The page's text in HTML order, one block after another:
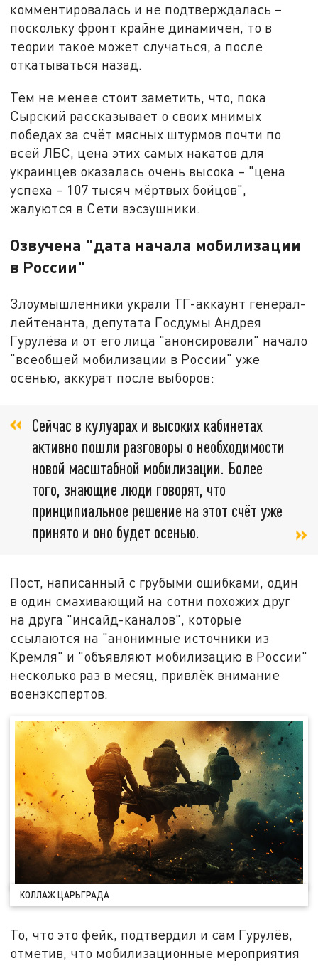
комментировалась и не подтверждалась –
поскольку фронт крайне динамичен, то в
теории такое может случаться, а после
откатываться назад.
Тем не менее стоит заметить, что, пока
Сырский рассказывает о своих мнимых
победах за счёт мясных штурмов почти по
всей ЛБС, цена этих самых накатов для
украинцев оказалась очень высока – "цена
успеха – 107 тысяч мёртвых бойцов",
жалуются в Сети вэсэушники.
Озвучена "дата начала мобилизации
в России"
Злоумышленники украли ТГ-аккаунт генерал-
лейтенанта, депутата Госдумы Андрея
Гурулёва и от его лица "анонсировали" начало
"всеобщей мобилизации в России" уже
осенью, аккурат после выборов:
Сейчас в кулуарах и высоких кабинетах
активно пошли разговоры о необходимости
новой масштабной мобилизации. Более
того, знающие люди говорят, что
принципиальное решение на этот счёт уже
принято и оно будет осенью.
Пост, написанный с грубыми ошибками, один
в один смахивающий на сотни похожих друг
на друга "инсайд-каналов", которые
ссылаются на "анонимные источники из
Кремля" и "объявляют мобилизацию в России"
несколько раз в месяц, привлёк внимание
военэкспертов.
КОЛЛАЖ ЦАРЬГРАДА
То, что это фейк, подтвердил и сам Гурулёв,
отметив, что мобилизационные мероприятия